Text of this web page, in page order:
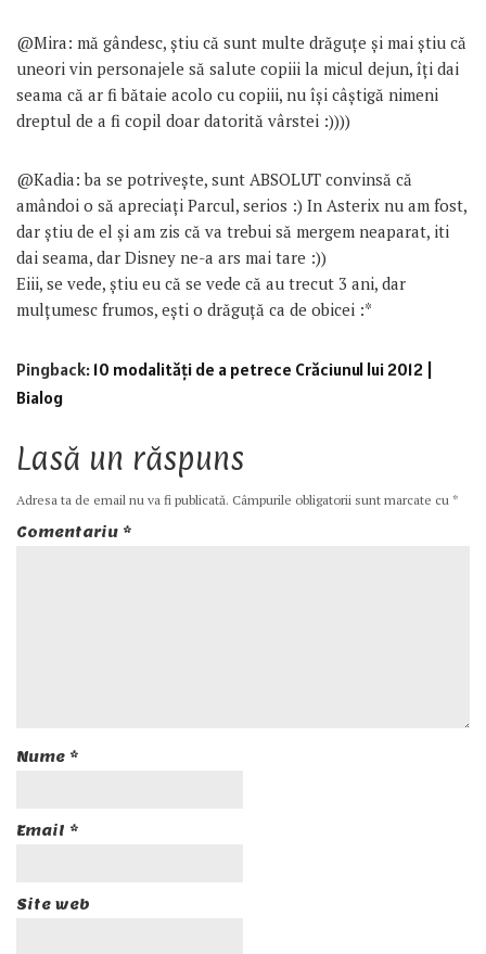
@Mira: mă gândesc, știu că sunt multe drăguțe și mai știu că
uneori vin personajele să salute copiii la micul dejun, îți dai
seama că ar fi bătaie acolo cu copiii, nu își câștigă nimeni
dreptul de a fi copil doar datorită vârstei :))))
@Kadia: ba se potrivește, sunt ABSOLUT convinsă că
amândoi o să apreciați Parcul, serios :) In Asterix nu am fost,
dar știu de el și am zis că va trebui să mergem neaparat, iti
dai seama, dar Disney ne-a ars mai tare :))
Eiii, se vede, știu eu că se vede că au trecut 3 ani, dar
mulțumesc frumos, ești o drăguță ca de obicei :*
Pingback: 10 modalități de a petrece Crăciunul lui 2012 |
Bialog
Lasă un răspuns
Adresa ta de email nu va fi publicată. Câmpurile obligatorii sunt marcate cu *
Comentariu *
Nume *
Email *
Site web